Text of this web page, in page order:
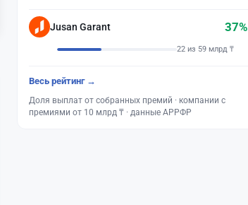
Jusan Garant 37%
22 из 59 млрд ₸
Весь рейтинг →
Доля выплат от собранных премий · компании с
премиями от 10 млрд ₸ · данные АРРФР